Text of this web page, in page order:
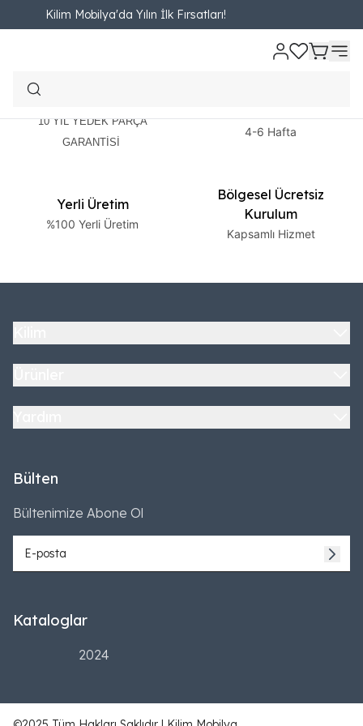
Kilim Mobilya'da Yılın İlk Fırsatları!
10 YIL YEDEK PARÇA
GARANTİSİ
4-6 Hafta
Yerli Üretim
%100 Yerli Üretim
Bölgesel Ücretsiz
Kurulum
Kapsamlı Hizmet
Kataloglar
2024
Bülten
Bültenimize Abone Ol